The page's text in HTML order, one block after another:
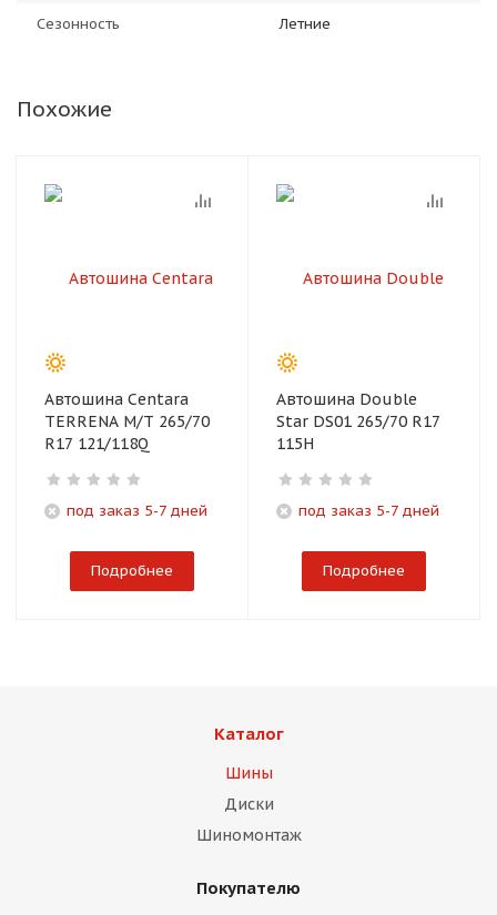
Сезонность Летние
Похожие
Автошина Centara
TERRENA M/T 265/70
R17 121/118Q
под заказ 5-7 дней
Подробнее
Автошина Double
Star DS01 265/70 R17
115H
под заказ 5-7 дней
Подробнее
Каталог
Шины
Диски
Шиномонтаж
Покупателю